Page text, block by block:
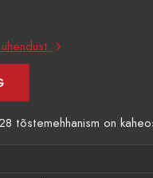
tõstemehhanism on